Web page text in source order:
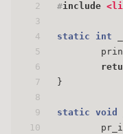
2
3
4
5
6
7
8
9
10
#include
static int
}
static void